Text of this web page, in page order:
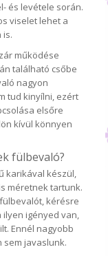
és levétele során.
viselet lehet a
is.
működése
található csőbe
nagyon
tud kinyílni, ezért
elsőre
kívül könnyen
fülbevaló?
karikával készül,
méretnek tartunk.
kérésre
ilyen igényed van,
Ennél nagyobb
sem javaslunk.